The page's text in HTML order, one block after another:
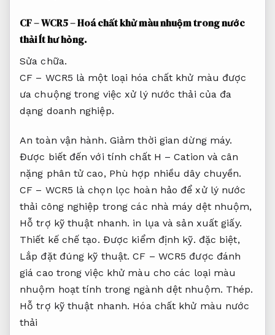
CF – WCR5 – Hoá chất khử màu nhuộm trong nước
thảiÍt hư hỏng.
Sửa chữa.
CF – WCR5 là một loại hóa chất khử màu được
ưa chuộng trong việc xử lý nước thải của đa
dạng doanh nghiệp.
An toàn vận hành. Giảm thời gian dừng máy.
Được biết đến với tính chất H – Cation và cân
nặng phân tử cao, Phù hợp nhiều dây chuyền.
CF – WCR5 là chọn lọc hoàn hảo để xử lý nước
thải công nghiệp trong các nhà máy dệt nhuộm,
Hỗ trợ kỹ thuật nhanh. in lụa và sản xuất giấy.
Thiết kế chế tạo. Được kiểm định kỹ. đặc biệt,
Lắp đặt đúng kỹ thuật. CF – WCR5 được đánh
giá cao trong việc khử màu cho các loại màu
nhuộm hoạt tính trong ngành dệt nhuộm. Thép.
Hỗ trợ kỹ thuật nhanh. Hóa chất khử màu nước
thải